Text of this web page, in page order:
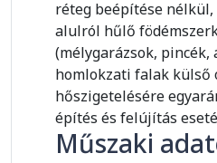
réteg beépítése
alulról hűlő
(mélygarázsok,
homlokzati falak külső
hőszigetelésére
építés és felújítás
Műszaki